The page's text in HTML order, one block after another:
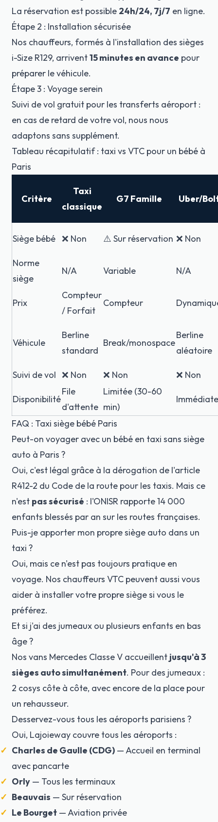
La réservation est possible 24h/24, 7j/7 en ligne.
Étape 2 : Installation sécurisée
Nos chauffeurs, formés à l'installation des sièges
i-Size R129, arrivent15 minutes en avance pour
préparer le véhicule.
Étape 3 : Voyage serein
Suivi de vol gratuit pour les transferts aéroport :
en cas de retard de votre vol, nous nous
adaptons sans supplément.
Tableau récapitulatif : taxi vs VTC pour un bébé à
Paris
Critère
Taxi
classique
G7 Famille Uber/
Siège bébé ❌ Non ⚠️ Sur réservation ❌ Non
Norme
siège
N/A Variable N/A
Prix
Compteur
/ Forfait
Compteur
Véhicule
Berline
standard
Break/monospace
Berline
aléatoire
Suivi de vol ❌ Non ❌ Non ❌ Non
Disponibilité
File
d'attente
Limitée (30-60
min)
Immédiate
FAQ : Taxi siège bébé Paris
Peut-on voyager avec un bébé en taxi sans siège
auto à Paris ?
Oui, c'est légal grâce à la dérogation de l'article
R412-2 du Code de la route pour les taxis. Mais ce
n'est pas sécurisé : l'ONISR rapporte 14 000
enfants blessés par an sur les routes françaises.
Puis-je apporter mon propre siège auto dans un
taxi ?
Oui, mais ce n'est pas toujours pratique en
voyage. Nos chauffeurs VTC peuvent aussi vous
aider à installer votre propre siège si vous le
préférez.
Et si j'ai des jumeaux ou plusieurs enfants en bas
âge ?
Nos vans Mercedes Classe V accueillent jusqu'à 3
sièges auto simultanément. Pour des jumeaux :
2 cosys côte à côte, avec encore de la place pour
un rehausseur.
Desservez-vous tous les aéroports parisiens ?
Oui, Lajoieway couvre tous les aéroports :
Charles de Gaulle (CDG) — Accueil en terminal
avec pancarte
Orly — Tous les terminaux
Beauvais — Sur réservation
Le Bourget — Aviation privée